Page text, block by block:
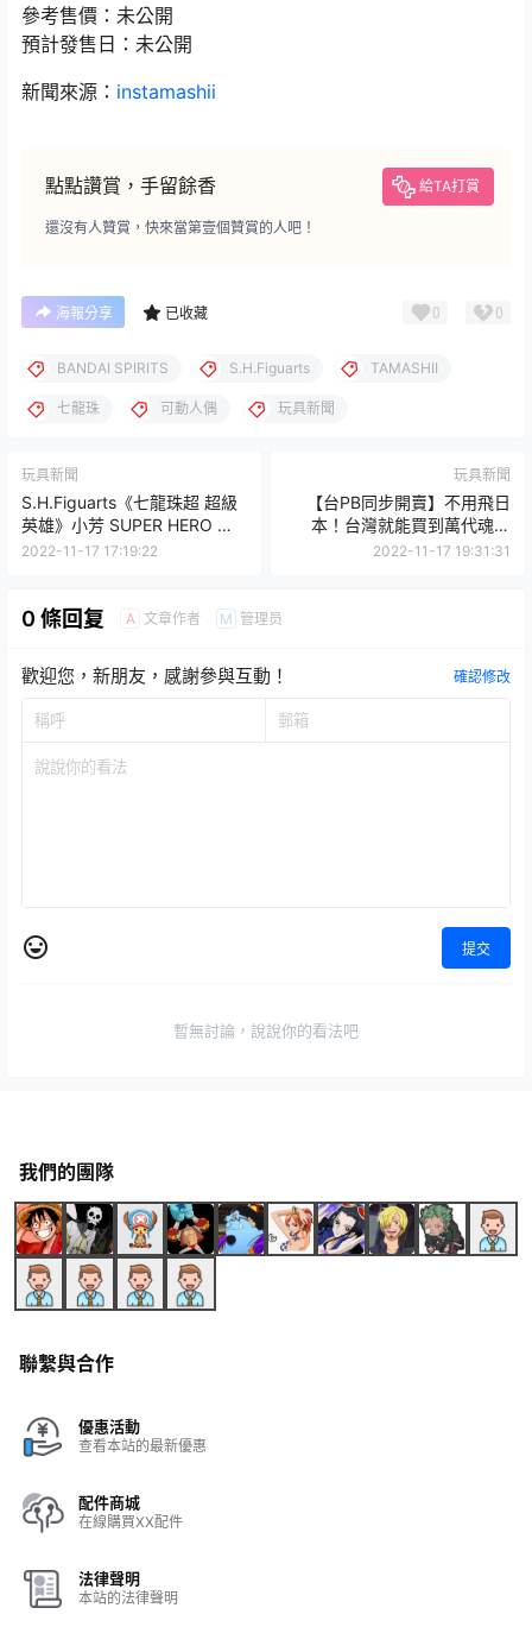
參考售價：未公開
預計發售日：未公開
新聞來源： instamashii
點點讚賞，手留餘香 給TA打賞
還沒有人贊賞，快來當第壹個贊賞的人吧！
海報分享 已收藏 0 0
BANDAI SPIRITS S.H.Figuarts TAMASHII
七龍珠 可動人偶 玩具新聞
玩具新聞
S.H.Figuarts《七龍珠超 超級
英雄》小芳 SUPER HERO 可
動人偶 修練造型超可愛！
2022-11-17 17:19:22
玩具新聞
【台PB同步開賣】不用飛日
本！台灣就能買到萬代魂展
「TAMASHII NATION 2022」
2022-11-17 19:31:31
0 條回复 A 文章作者 M 管理员
歡迎您，新朋友，感謝參與互動！ 確認修改
提交
暫無討論，說說你的看法吧
我們的團隊
聯繫與合作
優惠活動
查看本站的最新優惠
配件商城
在線購買XX配件
法律聲明
本站的法律聲明